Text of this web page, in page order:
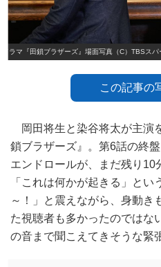
ドラマ『田鎖ブラザーズ』場面写真（C）TBSス
この記事の
岡田将生と染谷将太が主演
鎖ブラザーズ』。第6話の終
エンドロールが、まだ残り10
「これは何かが起きる」と
～！」と震えながら、身動き
た視聴者も多かったのではな
の音まで聞こえてきそうな緊